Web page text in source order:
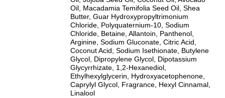
Oil, Macadamia Temifolia Seed Oil, Shea
Butter, Guar Hydroxypropyltrimonium
Chloride, Polyquaternium-10, Sodium
Chloride, Betaine, Allantoin, Panthenol,
Arginine, Sodium Gluconate, Citric Acid,
Coconut Acid, Sodium Isethionate, Butylene
Glycol, Dipropylene Glycol, Dipotassium
Glycyrrhizate, 1,2-Hexanediol,
Ethylhexylglycerin, Hydroxyacetophenone,
Caprylyl Glycol, Fragrance, Hexyl Cinnamal,
Linalool